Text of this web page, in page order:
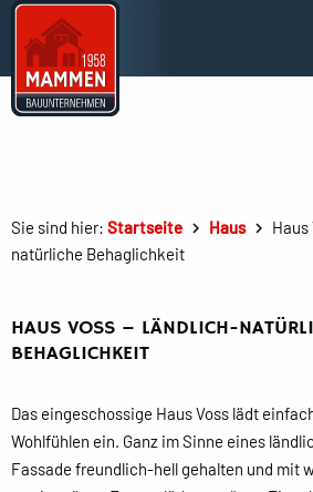
Sie sind hier: Startseite Haus
Haus
natürliche Behaglichkeit
HAUS VOSS – LÄNDLICH-
BEHAGLICHKEIT
Das eingeschossige Haus Voss lädt
Wohlfühlen ein. Ganz im Sinne eines
Fassade freundlich-hell gehalten und mit